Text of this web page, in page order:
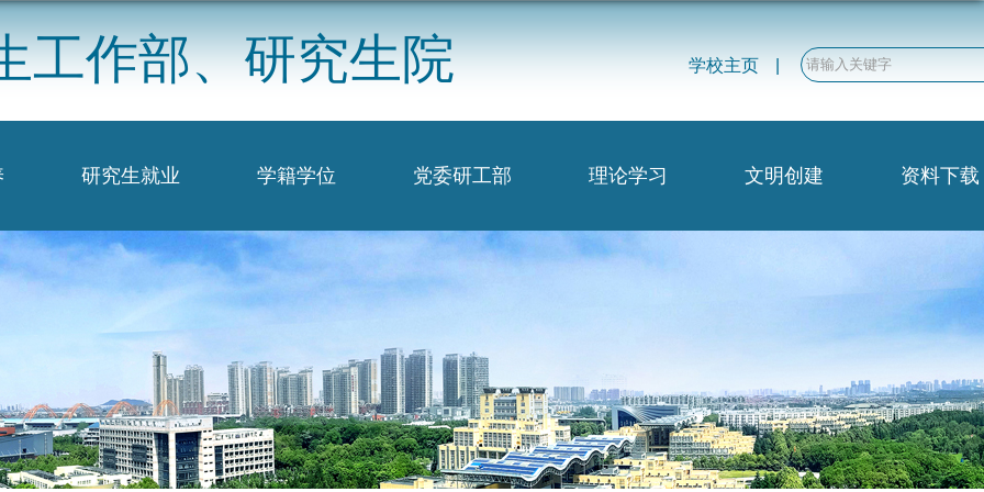
工作部、研究生院 学校主页
研究生就业 学籍学位 党委研工部 理论学习 文明创建 资料下载